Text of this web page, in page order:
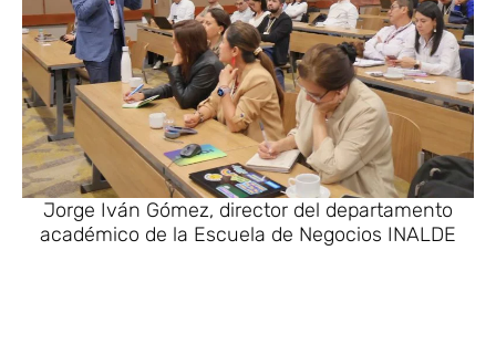
Jorge Iván Gómez, director del departamento
académico de la Escuela de Negocios INALDE